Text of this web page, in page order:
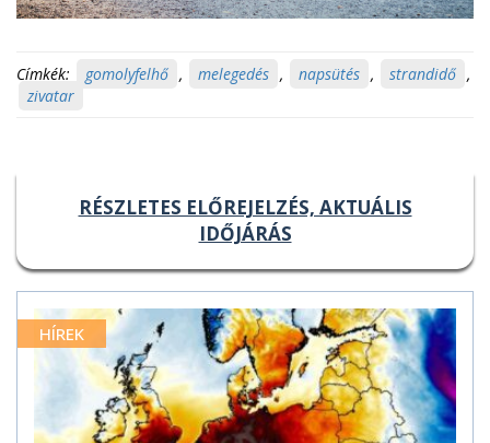
Címkék: gomolyfelhő , melegedés , napsütés , strandidő ,
zivatar
RÉSZLETES ELŐREJELZÉS, AKTUÁLIS
IDŐJÁRÁS
HÍREK